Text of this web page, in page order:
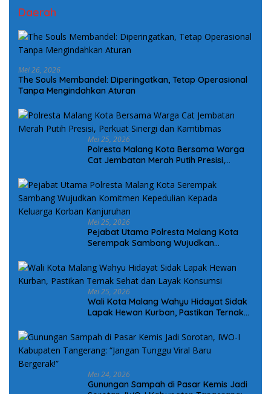
Daerah
Mei 26, 2026
The Souls Membandel: Diperingatkan, Tetap Operasional
Tanpa Mengindahkan Aturan
Mei 25, 2026
Polresta Malang Kota Bersama Warga
Cat Jembatan Merah Putih Presisi,
Mei 25, 2026
Pejabat Utama Polresta Malang Kota
Serempak Sambang Wujudkan
Korban Kanjuruhan
Mei 25, 2026
Wali Kota Malang Wahyu Hidayat Sidak
Lapak Hewan Kurban, Pastikan Ternak
Mei 24, 2026
Gunungan Sampah di Pasar Kemis Jadi